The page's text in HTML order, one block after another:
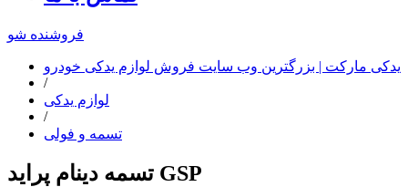
فروشنده شو
یدکی مارکت | بزرگترین وب سایت فروش لوازم یدکی خودرو
/
لوازم یدکی
/
تسمه و فولی
تسمه دینام پراید GSP